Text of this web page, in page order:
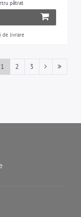
pătrat
de livrare
1 2 3